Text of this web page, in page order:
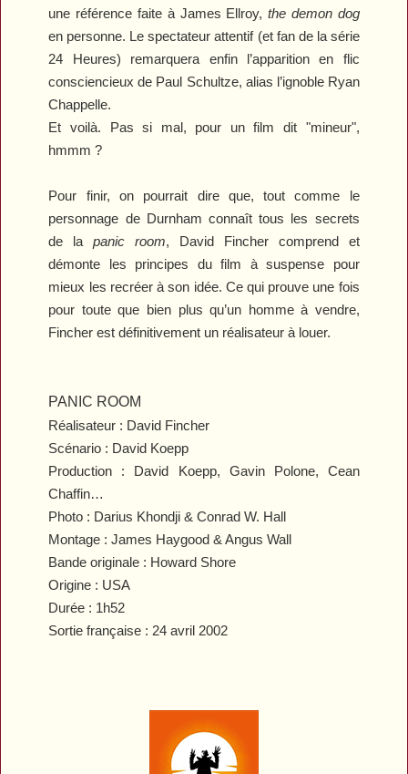
une référence faite à James Ellroy,the demon dog
en personne. Le spectateur attentif (et fan de la série
24 Heures) remarquera enfin l’apparition en flic
consciencieux de Paul Schultze, alias l’ignoble Ryan
Chappelle.
Et voilà. Pas si mal, pour un film dit "mineur",
hmmm ?
Pour finir, on pourrait dire que, tout comme le
personnage de Durnham connaît tous les secrets
de lapanic room, David Fincher comprend et
démonte les principes du film à suspense pour
mieux les recréer à son idée. Ce qui prouve une fois
pour toute que bien plus qu’un homme à vendre,
Fincher est définitivement un réalisateur à louer.
PANIC ROOM
Réalisateur : David Fincher
Scénario : David Koepp
Production : David Koepp, Gavin Polone, Cean
Chaffin…
Photo : Darius Khondji & Conrad W. Hall
Montage : James Haygood & Angus Wall
Bande originale : Howard Shore
Origine : USA
Durée : 1h52
Sortie française : 24 avril 2002